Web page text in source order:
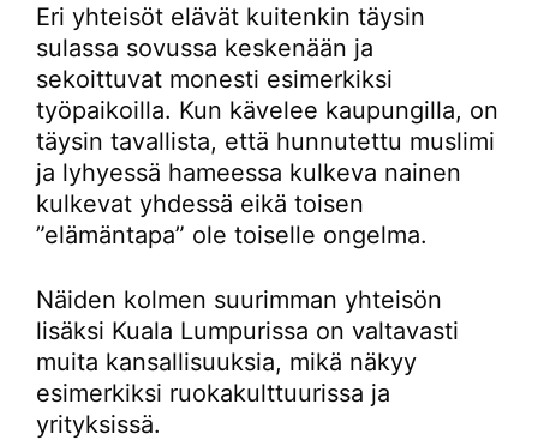
Eri yhteisöt elävät kuitenkin täysin
sulassa sovussa keskenään ja
sekoittuvat monesti esimerkiksi
työpaikoilla. Kun kävelee kaupungilla, on
täysin tavallista, että hunnutettu muslimi
ja lyhyessä hameessa kulkeva nainen
kulkevat yhdessä eikä toisen
”elämäntapa” ole toiselle ongelma.
Näiden kolmen suurimman yhteisön
lisäksi Kuala Lumpurissa on valtavasti
muita kansallisuuksia, mikä näkyy
esimerkiksi ruokakulttuurissa ja
yrityksissä.